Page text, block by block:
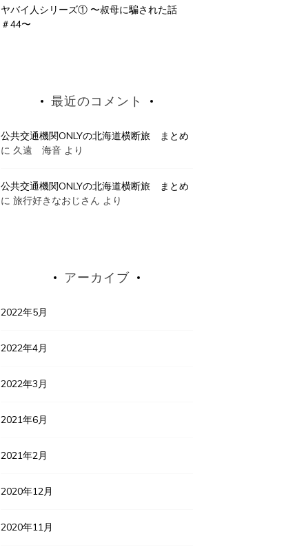
ヤバイ人シリーズ① 〜叔母に騙された話
＃44〜
最近のコメント
公共交通機関ONLYの北海道横断旅 まとめ
に 久遠 海音 より
公共交通機関ONLYの北海道横断旅 まとめ
に旅行好きなおじさん より
アーカイブ
2022年5月
2022年4月
2022年3月
2021年6月
2021年2月
2020年12月
2020年11月